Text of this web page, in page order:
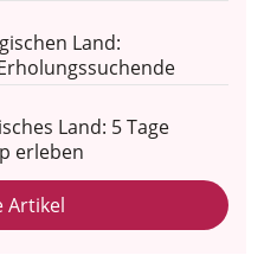
Land:
Land: 5 Tage
erleben
Artikel